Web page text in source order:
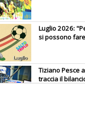
Luglio 2026:
si possono
Tiziano Pesce
traccia il